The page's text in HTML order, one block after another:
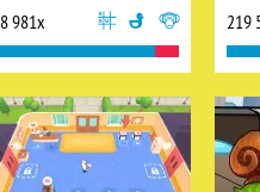
8 981x 219